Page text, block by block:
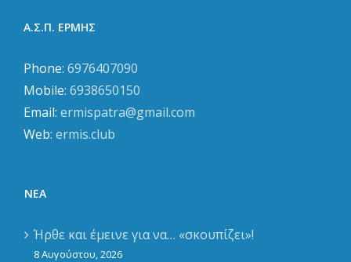
Α.Σ.Π. ΕΡΜΗΣ
Phone: 6976407090
Mobile: 6938650150
Email: ermispatra@gmail.com
Web: ermis.club
ΝΈΑ
Ήρθε και έμεινε για να… «σκουπίζει»!
8 Αυγούστου, 2026